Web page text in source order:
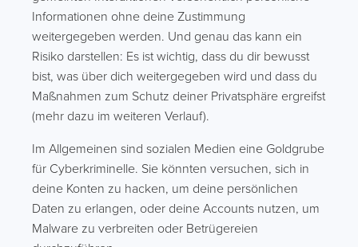
Informationen ohne deine Zustimmung
weitergegeben werden. Und genau das kann ein
Risiko darstellen: Es ist wichtig, dass du dir bewusst
bist, was über dich weitergegeben wird und dass du
Maßnahmen zum Schutz deiner Privatsphäre ergreifst
(mehr dazu im weiteren Verlauf).
Im Allgemeinen sind sozialen Medien eine Goldgrube
für Cyberkriminelle. Sie könnten versuchen, sich in
deine Konten zu hacken, um deine persönlichen
Daten zu erlangen, oder deine Accounts nutzen, um
Malware zu verbreiten oder Betrügereien